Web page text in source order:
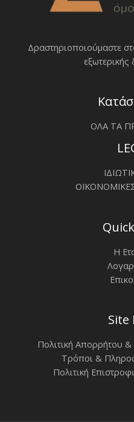
Δραστηριοποιoύμαστε
εξωτερικής
ΟΛΑ ΤΑ
Η
Site
Πολιτική Απορρήτου
Τρόποι &
Πολιτική